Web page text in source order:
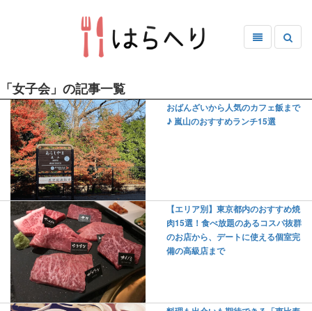
「女子会」の記事一覧
おばんざいから人気のカフェ飯まで
♪ 嵐山のおすすめランチ15選
【エリア別】東京都内のおすすめ焼
肉15選！食べ放題のあるコスパ抜群
のお店から、デートに使える個室完
備の高級店まで